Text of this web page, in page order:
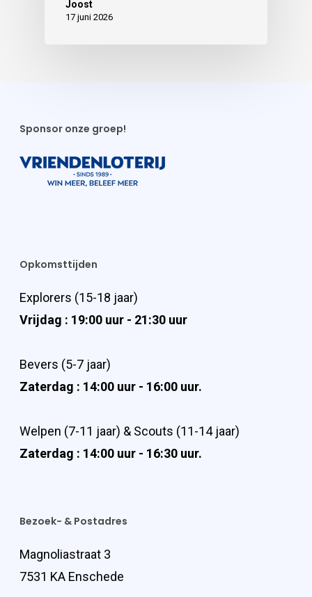
Joost
17 juni 2026
Sponsor onze groep!
Opkomsttijden
Explorers (15-18 jaar)
Vrijdag : 19:00 uur - 21:30 uur
Bevers (5-7 jaar)
Zaterdag : 14:00 uur - 16:00 uur.
Welpen (7-11 jaar) & Scouts (11-14 jaar)
Zaterdag : 14:00 uur - 16:30 uur.
Bezoek- & Postadres
Magnoliastraat 3
7531 KA Enschede